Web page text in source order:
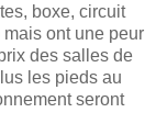
boxe, circuit
ont une peur
des salles de
les pieds au
seront